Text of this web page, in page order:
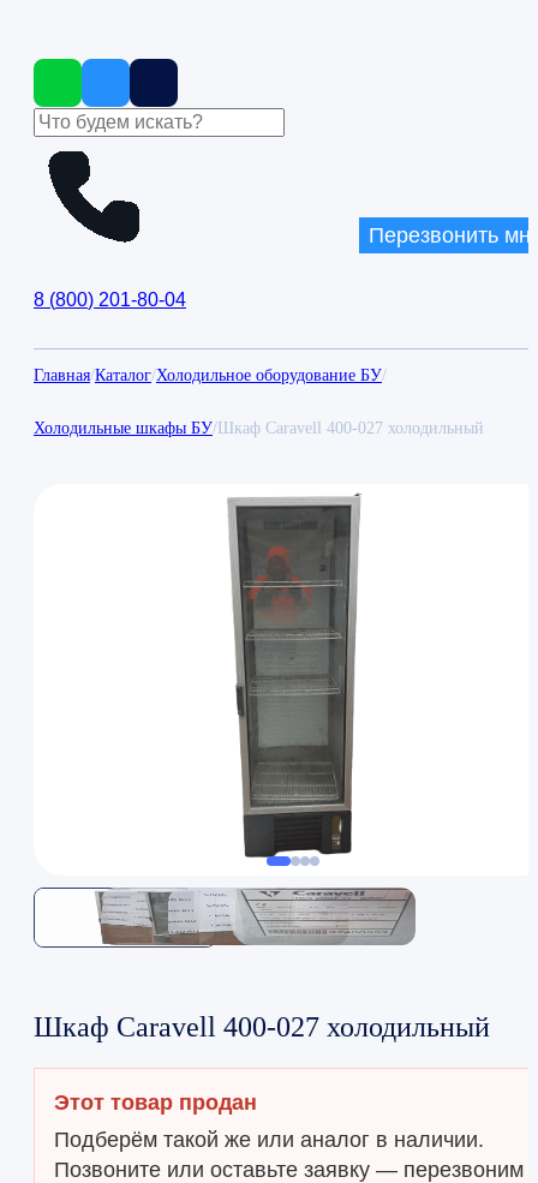
8 (800) 201-80-04
Перезвонить
Главная/Каталог/Холодильное оборудование БУ/
Холодильные шкафы БУ/ Шкаф Caravell 400-027 холодильный
Шкаф Caravell 400-027 холодильный
Этот товар продан
Подберём такой же или аналог в наличии.
Позвоните или оставьте заявку — перезвоним